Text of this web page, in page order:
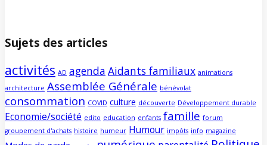
Sujets des articles
activités AD agenda Aidants familiaux animations
architecture Assemblée Générale bénévolat
consommation COVID culture découverte Développement durable
Economie/société edito education enfants famille forum
groupement d'achats histoire humeur Humour impôts info magazine